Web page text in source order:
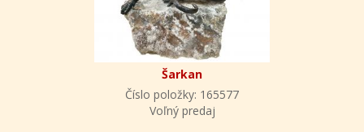
Šarkan
Číslo položky: 165577
Voľný predaj